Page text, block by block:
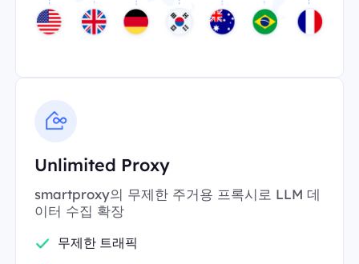
Unlimited Proxy
smartproxy의 무제한 주거용 프록시로 LLM 데
이터 수집 확장
무제한 트래픽